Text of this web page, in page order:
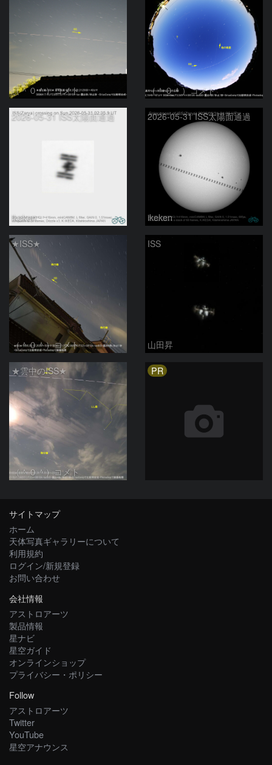
（＾０＾）コメト （＾０＾）コメト
2026-05-31 ISS太陽面通過
ikeken
2026-05-31 ISS太陽面通過
ikeken
★ISS★
（＾０＾）コメト
ISS
山田昇
★雲中のISS★
（＾０＾）コメト
PR
サイトマップ
ホーム
天体写真ギャラリーについて
利用規約
ログイン/新規登録
お問い合わせ
会社情報
アストロアーツ
製品情報
星ナビ
星空ガイド
オンラインショップ
プライバシー・ポリシー
Follow
アストロアーツ
Twitter
YouTube
星空アナウンス